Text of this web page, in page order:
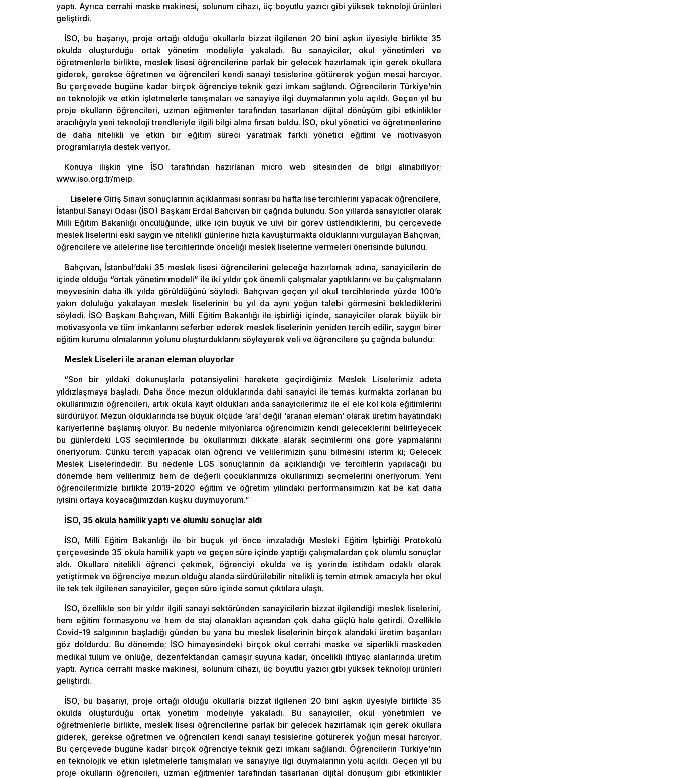
yaptı. Ayrıca cerrahi maske makinesi, solunum cihazı, üç boyutlu yazıcı gibi yüksek teknoloji ürünleri
geliştirdi.
İSO, bu başarıyı, proje ortağı olduğu okullarla bizzat ilgilenen 20 bini aşkın üyesiyle birlikte 35
okulda oluşturduğu ortak yönetim modeliyle yakaladı. Bu sanayiciler, okul yönetimleri ve
öğretmenlerle birlikte, meslek lisesi öğrencilerine parlak bir gelecek hazırlamak için gerek okullara
giderek, gerekse öğretmen ve öğrencileri kendi sanayi tesislerine götürerek yoğun mesai harcıyor.
Bu çerçevede bugüne kadar birçok öğrenciye teknik gezi imkanı sağlandı. Öğrencilerin Türkiye’nin
en teknolojik ve etkin işletmelerle tanışmaları ve sanayiye ilgi duymalarının yolu açıldı. Geçen yıl bu
proje okulların öğrencileri, uzman eğitmenler tarafından tasarlanan dijital dönüşüm gibi etkinlikler
aracılığıyla yeni teknoloji trendleriyle ilgili bilgi alma fırsatı buldu. İSO, okul yönetici ve öğretmenlerine
de daha nitelikli ve etkin bir eğitim süreci yaratmak farklı yönetici eğitimi ve motivasyon
programlarıyla destek veriyor.
Konuya ilişkin yine İSO tarafından hazırlanan micro web sitesinden de bilgi alınabiliyor;
www.iso.org.tr/meip.
Liselere Giriş Sınavı sonuçlarının açıklanması sonrası bu hafta lise tercihlerini yapacak öğrencilere,
İstanbul Sanayi Odası (İSO) Başkanı Erdal Bahçıvan bir çağrıda bulundu. Son yıllarda sanayiciler olarak
Milli Eğitim Bakanlığı öncülüğünde, ülke için büyük ve ulvi bir görev üstlendiklerini, bu çerçevede
meslek liselerini eski saygın ve nitelikli günlerine hızla kavuşturmakta olduklarını vurgulayan Bahçıvan,
öğrencilere ve ailelerine lise tercihlerinde önceliği meslek liselerine vermeleri önerisinde bulundu.
Bahçıvan, İstanbul’daki 35 meslek lisesi öğrencilerini geleceğe hazırlamak adına, sanayicilerin de
içinde olduğu “ortak yönetim modeli” ile iki yıldır çok önemli çalışmalar yaptıklarını ve bu çalışmaların
meyvesinin daha ilk yılda görüldüğünü söyledi. Bahçıvan geçen yıl okul tercihlerinde yüzde 100’e
yakın doluluğu yakalayan meslek liselerinin bu yıl da aynı yoğun talebi görmesini beklediklerini
söyledi. İSO Başkanı Bahçıvan, Milli Eğitim Bakanlığı ile işbirliği içinde, sanayiciler olarak büyük bir
motivasyonla ve tüm imkanlarını seferber ederek meslek liselerinin yeniden tercih edilir, saygın birer
eğitim kurumu olmalarının yolunu oluşturduklarını söyleyerek veli ve öğrencilere şu çağrıda bulundu:
Meslek Liseleri ile aranan eleman oluyorlar
“Son bir yıldaki dokunuşlarla potansiyelini harekete geçirdiğimiz Meslek Liselerimiz adeta
yıldızlaşmaya başladı. Daha önce mezun olduklarında dahi sanayici ile temas kurmakta zorlanan bu
okullarımızın öğrencileri, artık okula kayıt oldukları anda sanayicilerimiz ile el ele kol kola eğitimlerini
sürdürüyor. Mezun olduklarında ise büyük ölçüde ‘ara’ değil ‘aranan eleman’ olarak üretim hayatındaki
kariyerlerine başlamış oluyor. Bu nedenle milyonlarca öğrencimizin kendi geleceklerini belirleyecek
bu günlerdeki LGS seçimlerinde bu okullarımızı dikkate alarak seçimlerini ona göre yapmalarını
öneriyorum. Çünkü tercih yapacak olan öğrenci ve velilerimizin şunu bilmesini isterim ki; Gelecek
Meslek Liselerindedir. Bu nedenle LGS sonuçlarının da açıklandığı ve tercihlerin yapılacağı bu
dönemde hem velilerimiz hem de değerli çocuklarımıza okullarımızı seçmelerini öneriyorum. Yeni
öğrencilerimizle birlikte 2019-2020 eğitim ve öğretim yılındaki performansımızın kat be kat daha
iyisini ortaya koyacağımızdan kuşku duymuyorum.”
İSO, 35 okula hamilik yaptı ve olumlu sonuçlar aldı
İSO, Milli Eğitim Bakanlığı ile bir buçuk yıl önce imzaladığı Mesleki Eğitim İşbirliği Protokolü
çerçevesinde 35 okula hamilik yaptı ve geçen süre içinde yaptığı çalışmalardan çok olumlu sonuçlar
aldı. Okullara nitelikli öğrenci çekmek, öğrenciyi okulda ve iş yerinde istihdam odaklı olarak
yetiştirmek ve öğrenciye mezun olduğu alanda sürdürülebilir nitelikli iş temin etmek amacıyla her okul
ile tek tek ilgilenen sanayiciler, geçen süre içinde somut çıktılara ulaştı.
İSO, özellikle son bir yıldır ilgili sanayi sektöründen sanayicilerin bizzat ilgilendiği meslek liselerini,
hem eğitim formasyonu ve hem de staj olanakları açısından çok daha güçlü hale getirdi. Özellikle
Covid-19 salgınının başladığı günden bu yana bu meslek liselerinin birçok alandaki üretim başarıları
göz doldurdu. Bu dönemde; İSO himayesindeki birçok okul cerrahi maske ve siperlikli maskeden
medikal tulum ve önlüğe, dezenfektandan çamaşır suyuna kadar, öncelikli ihtiyaç alanlarında üretim
yaptı. Ayrıca cerrahi maske makinesi, solunum cihazı, üç boyutlu yazıcı gibi yüksek teknoloji ürünleri
geliştirdi.
İSO, bu başarıyı, proje ortağı olduğu okullarla bizzat ilgilenen 20 bini aşkın üyesiyle birlikte 35
okulda oluşturduğu ortak yönetim modeliyle yakaladı. Bu sanayiciler, okul yönetimleri ve
öğretmenlerle birlikte, meslek lisesi öğrencilerine parlak bir gelecek hazırlamak için gerek okullara
giderek, gerekse öğretmen ve öğrencileri kendi sanayi tesislerine götürerek yoğun mesai harcıyor.
Bu çerçevede bugüne kadar birçok öğrenciye teknik gezi imkanı sağlandı. Öğrencilerin Türkiye’nin
en teknolojik ve etkin işletmelerle tanışmaları ve sanayiye ilgi duymalarının yolu açıldı. Geçen yıl bu
proje okulların öğrencileri, uzman eğitmenler tarafından tasarlanan dijital dönüşüm gibi etkinlikler